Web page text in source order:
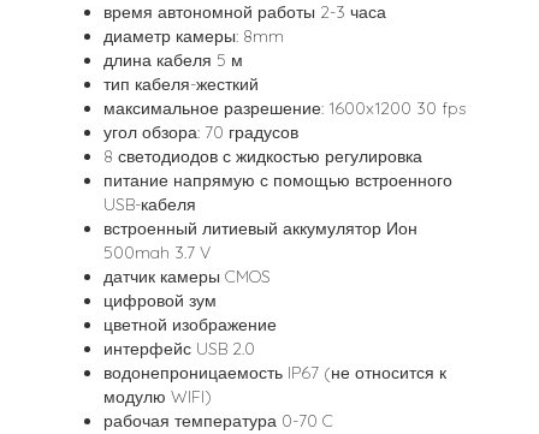
время автономной работы 2-3 часа
диаметр камеры: 8mm
длина кабеля 5 м
тип кабеля-жесткий
максимальное разрешение: 1600x1200 30 fps
угол обзора: 70 градусов
8 светодиодов с жидкостью регулировка
питание напрямую с помощью встроенного
USB-кабеля
встроенный литиевый аккумулятор Ион
500mah 3.7 V
датчик камеры CMOS
цифровой зум
цветной изображение
интерфейс USB 2.0
водонепроницаемость IP67 (не относится к
модулю WIFI)
рабочая температура 0-70 C